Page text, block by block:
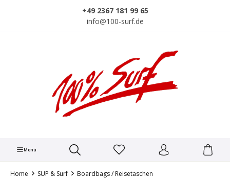
+49 2367 181 99 65
info@100-surf.de
Menü
Home SUP & Surf Boardbags / Reisetaschen